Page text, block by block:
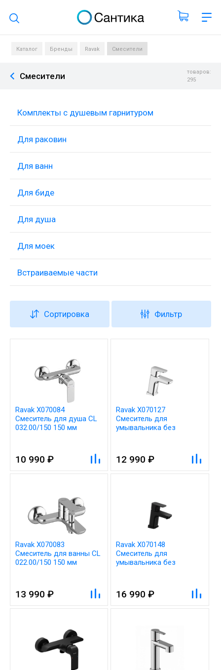
Поиск по каталогу
Каталог Бренды Ravak Смесители
Смесители
товаров:
295
Комплекты с душевым гарнитуром
Для раковин
Для ванн
Для биде
Для душа
Для моек
Встраиваемые части
Сортировка Фильтр
Ravak X070084
Смеситель для душа CL
032.00/150 150 мм
10 990 ₽
Ravak X070127
Смеситель для
умывальника без
12 990 ₽
Ravak X070083
Смеситель для ванны CL
022.00/150 150 мм
13 990 ₽
Ravak X070148
Смеситель для
умывальника без
16 990 ₽